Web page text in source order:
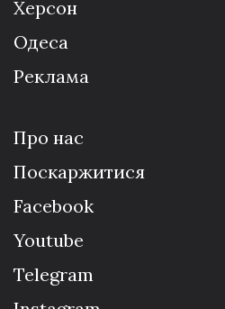
Херсон
Одеса
Реклама
Про нас
Поскаржитися
Facebook
Youtube
Telegram